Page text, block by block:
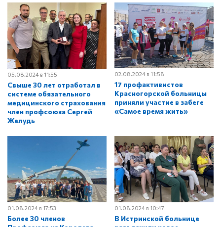
05.08.2024 в 11:55
Свыше 30 лет отработал в
системе обязательного
медицинского страхования
член профсоюза Сергей
Желудь
02.08.2024 в 11:58
17 профактивистов
Красногорской больницы
приняли участие в забеге
«Самое время жить»
01.08.2024 в 17:53
Более 30 членов
01.08.2024 в 10:47
В Истринской больнице